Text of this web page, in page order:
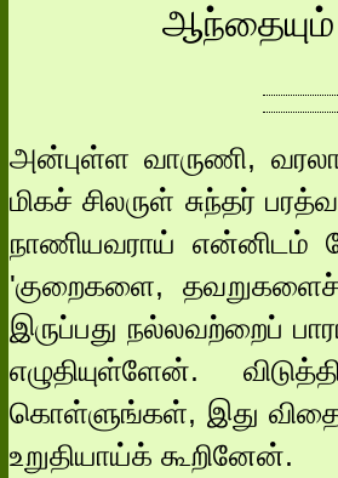
அன்புள்ள வாருணி,
மிகச் சிலருள் சுந்தர்
நாணியவராய் என்னிடம்
'குறைகளை,
இருப்பது நல்லவற்றைப்
எழுதியுள்ளேன்.
கொள்ளுங்கள், இது
உறுதியாய்க் கூறினேன்.